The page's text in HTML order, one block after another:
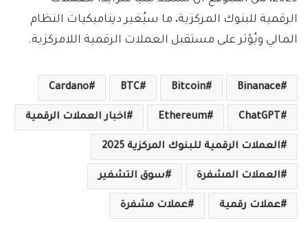
الرقمية للبنوك المركزية، ما سيُغير ديناميكيات النظام
المالي ويُؤثر على مستقبل العملات الرقمية اللامركزية.
Binanace
Bitcoin
BTC
Cardano
ChatGPT
Ethereum اخبار العملات الرقمية
العملات الرقمية للبنوك المركزية 2025
العملات المشفرة سوق التشفير
عملات رقمية عملات مشفرة